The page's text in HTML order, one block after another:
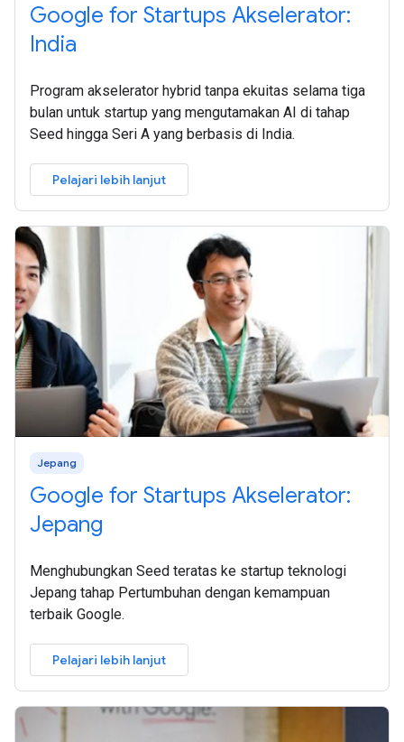
Google for Startups Akselerator:
India
Program akselerator hybrid tanpa ekuitas selama tiga
bulan untuk startup yang mengutamakan AI di tahap
Seed hingga Seri A yang berbasis di India.
Pelajari lebih lanjut
Jepang
Google for Startups Akselerator:
Jepang
Menghubungkan Seed teratas ke startup teknologi
Jepang tahap Pertumbuhan dengan kemampuan
terbaik Google.
Pelajari lebih lanjut